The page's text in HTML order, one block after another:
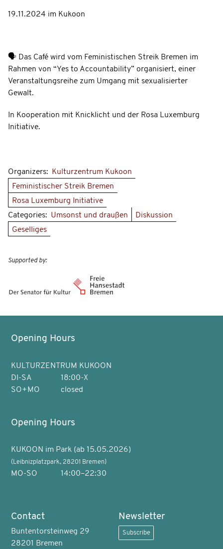
19.11.2024 im Kukoon
🗣️ Das Café wird vom Feministischen Streik Bremen im
Rahmen von “Yes to Accountability” organisiert, einer
Veranstaltungsreihe zum Umgang mit sexualisierter
Gewalt.
In Kooperation mit Knicklicht und der Rosa Luxemburg
Initiative.
Organizers:
Kulturzentrum Kukoon
Feministischer Streik Bremen
Rosa Luxemburg Initiative
Categories: Umsonst und draußen
Diskussion
Geselliges
Supported by:
Opening Hours
KULTURZENTRUM KUKOON
DI-SA
18:00-X
SO+MO
closed
Opening Hours
KUKOON im Park (ab 15.05.2026)
(Leibnizplatzpark, 28201 Bremen)
MO-SO 14:00–22:30
Contact
Buntentorsteinweg 29
28201 Bremen
Newsletter
Subscribe